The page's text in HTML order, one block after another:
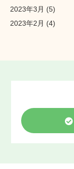
2023年3月 (5)
2023年2月 (4)